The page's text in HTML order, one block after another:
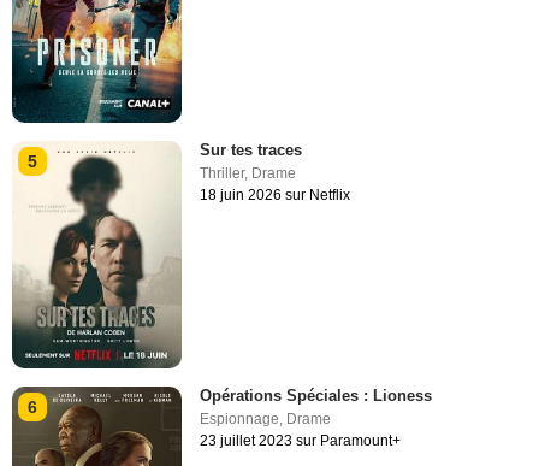
5
Sur tes traces
Thriller, Drame
18 juin 2026 sur Netflix
6
Opérations Spéciales : Lioness
Espionnage Drame
23 juillet 2023 sur Paramount+